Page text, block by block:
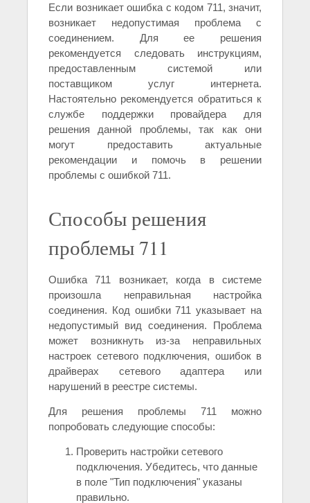
Если возникает ошибка с кодом 711, значит,
возникает недопустимая проблема с
соединением. Для ее решения
рекомендуется следовать инструкциям,
предоставленным системой или
поставщиком услуг интернета.
Настоятельно рекомендуется обратиться к
службе поддержки провайдера для
решения данной проблемы, так как они
могут предоставить актуальные
рекомендации и помочь в решении
проблемы с ошибкой 711.
Способы решения
проблемы 711
Ошибка 711 возникает, когда в системе
произошла неправильная настройка
соединения. Код ошибки 711 указывает на
недопустимый вид соединения. Проблема
может возникнуть из-за неправильных
настроек сетевого подключения, ошибок в
драйверах сетевого адаптера или
нарушений в реестре системы.
Для решения проблемы 711 можно
попробовать следующие способы:
Проверить настройки сетевого
подключения. Убедитесь, что данные
в поле "Тип подключения" указаны
правильно.